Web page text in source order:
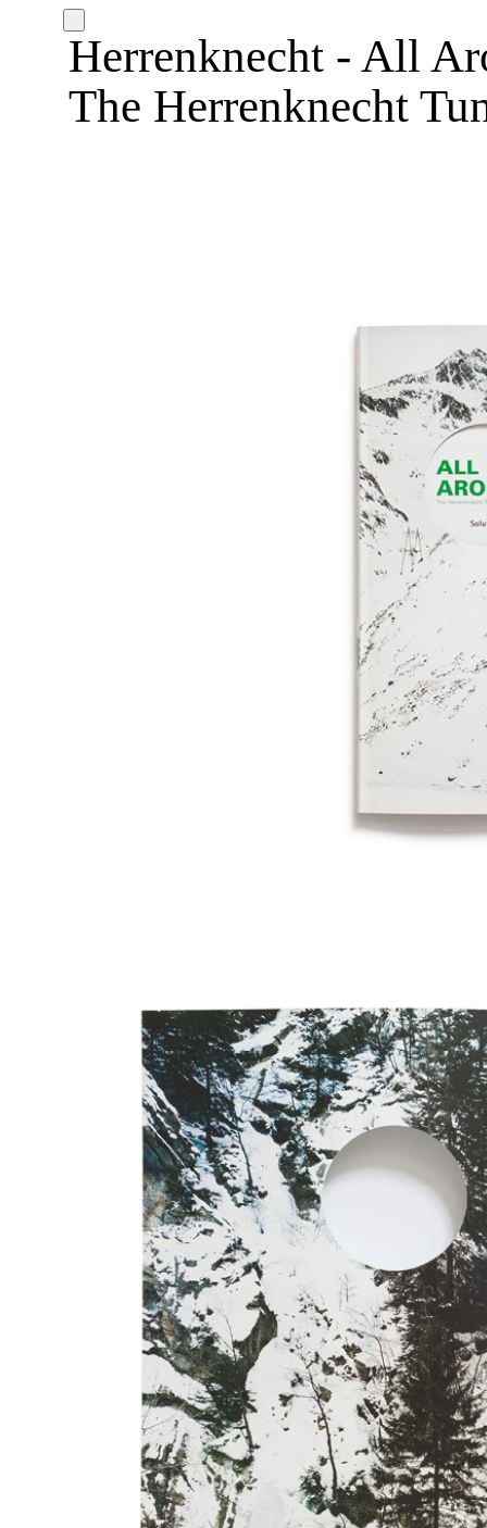
Herrenknecht - All
The Herrenknecht